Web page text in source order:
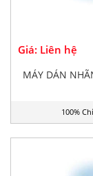
Giá: Liên hệ
MÁY DÁN
100%